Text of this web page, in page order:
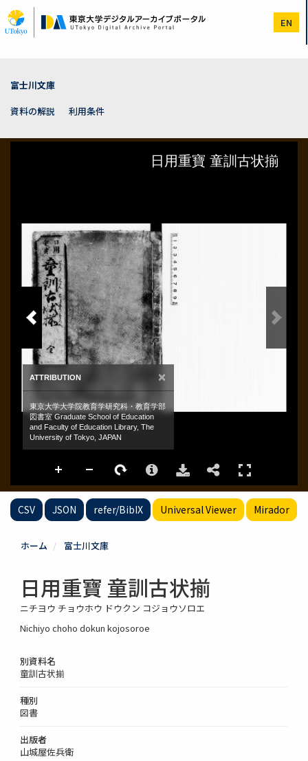
イ
ン
EN
富士川文庫
資料の解説
利用条件
CSV JSON refer/BibIX Universal Viewer Mirador
ホーム 富士川文庫
日用重寶 童訓古状揃
ニチヨウ チョウホウ ドウクン コジョウソロエ
Nichiyo choho dokun kojosoroe
別資料名
童訓古状揃
種別
図書
出版者
山城屋佐兵衛